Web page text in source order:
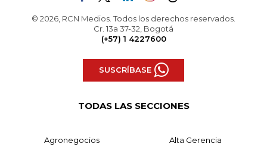
© 2026, RCN Medios. Todos los derechos reservados.
Cr. 13a 37-32, Bogotá
(+57) 1 4227600
SUSCRÍBASE
TODAS LAS SECCIONES
Agronegocios Alta Gerencia